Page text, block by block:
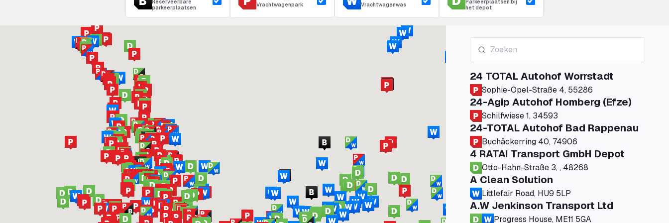
Reserveerbare
parkeerplaatsen
Vrachtwagenpark Vrachtwagenwas
Parkeerplaatsen bij
het depot
24 TOTAL Autohof Worrstadt
Sophie-Opel-Straße 4, 55286
24-Agip Autohof Homberg (Efze)
Schilfwiese 1, 34593
24-TOTAL Autohof Bad Rappenau
Buchäckerring 40, 74906
4 RATAI Transport GmbH Depot
Otto-Hahn-Straße 3, , 48268
A Clean Solution
Littlefair Road, HU9 5LP
A.W Jenkinson Transport Ltd
Progress House, ME11 5GA